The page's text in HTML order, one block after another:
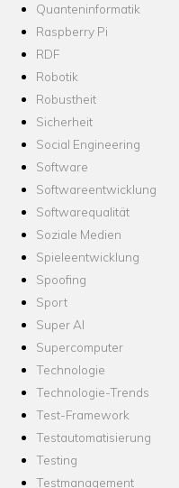
Quanteninformatik
Raspberry Pi
RDF
Robotik
Robustheit
Sicherheit
Social Engineering
Software
Softwareentwicklung
Softwarequalität
Soziale Medien
Spieleentwicklung
Spoofing
Sport
Super AI
Supercomputer
Technologie
Technologie-Trends
Test-Framework
Testautomatisierung
Testing
Testmanagement